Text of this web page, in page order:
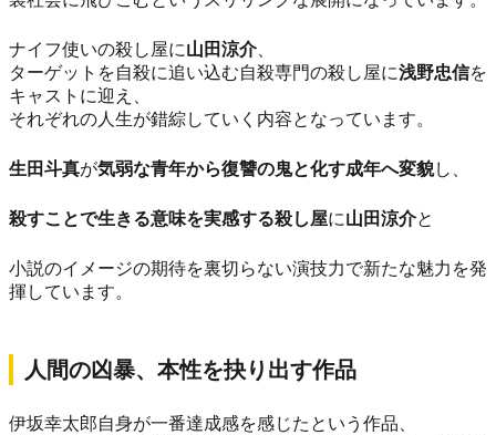
ナイフ使いの殺し屋に山田涼介、
ターゲットを自殺に追い込む自殺専門の殺し屋に浅野忠信を
キャストに迎え、
それぞれの人生が錯綜していく内容となっています。
生田斗真が気弱な青年から復讐の鬼と化す成年へ変貌し、
殺すことで生きる意味を実感する殺し屋に山田涼介と
小説のイメージの期待を裏切らない演技力で新たな魅力を発
揮しています。
人間の凶暴、本性を抉り出す作品
伊坂幸太郎自身が一番達成感を感じたという作品、